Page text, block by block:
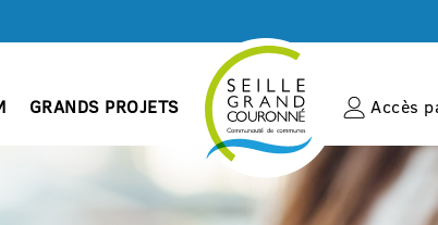
GRANDS PROJETS Accès